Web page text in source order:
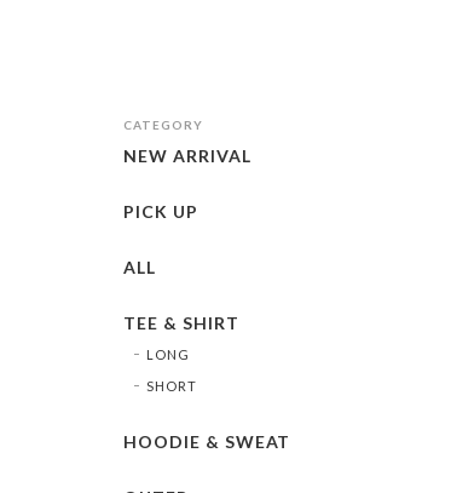
CATEGORY
NEW ARRIVAL
PICK UP
ALL
TEE & SHIRT
LONG
SHORT
HOODIE & SWEAT